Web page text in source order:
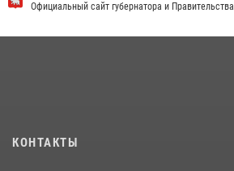
13 июля 2026, 10:43
30 июля 2026, 05:19
Официальный сайт губернатора и Правительства
КОНТАКТЫ